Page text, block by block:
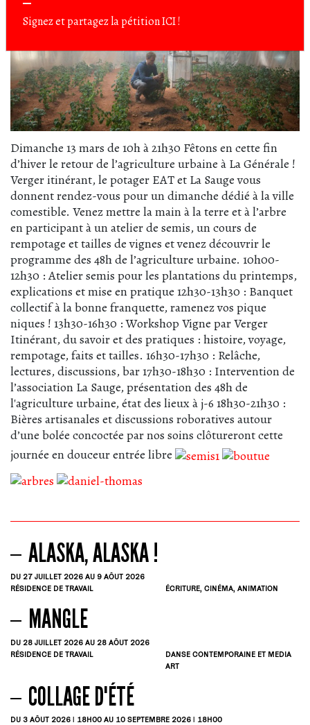
Dimanche 13 mars de 10h à 21h30 Fêtons en cette fin
d’hiver le retour de l’agriculture urbaine à La Générale !
Verger itinérant, le potager EAT et La Sauge vous
donnent rendez-vous pour un dimanche dédié à la ville
comestible. Venez mettre la main à la terre et à l’arbre
en participant à un atelier de semis, un cours de
rempotage et tailles de vignes et venez découvrir le
programme des 48h de l’agriculture urbaine. 10h00-
12h30 : Atelier semis pour les plantations du printemps,
explications et mise en pratique 12h30-13h30 : Banquet
collectif à la bonne franquette, ramenez vos pique
niques ! 13h30-16h30 : Workshop Vigne par Verger
Itinérant, du savoir et des pratiques : histoire, voyage,
rempotage, faits ettailles. 16h30-17h30 : Relâche,
lectures, discussions, bar 17h30-18h30 : Intervention de
l’association La Sauge, présentation des 48h de
l'agriculture urbaine, état des lieux à j-6 18h30-21h30 :
Bières artisanales et discussions roboratives autour
d’une bolée concoctée par nos soins clôtureront cette
journée en douceurentrée libre
ALASKA, ALASKA !
DU 27 JUILLET 2026 AU 9 AÔUT 2026
RÉSIDENCE DE TRAVAIL
ÉCRITURE, CINÉMA, ANIMATION
MANGLE
DU 28 JUILLET 2026 AU 28 AÔUT 2026
RÉSIDENCE DE TRAVAIL
DANSE CONTEMPORAINE ET MEDIA
ART
COLLAGE D'ÉTÉ
DU 3 AÔUT 2026 | 18H00 AU 10 SEPTEMBRE 2026 | 18H00
Signez et partagez la pétitionICI!